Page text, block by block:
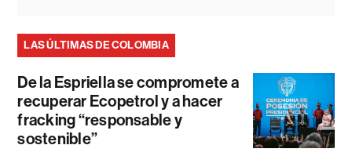
LAS ÚLTIMAS DE COLOMBIA
De la Espriella se compromete a
recuperar Ecopetrol y a hacer
fracking “responsable y
sostenible”